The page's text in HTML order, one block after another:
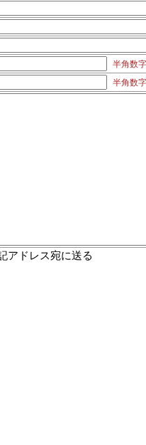
半角数
半角数
アドレス宛に送る